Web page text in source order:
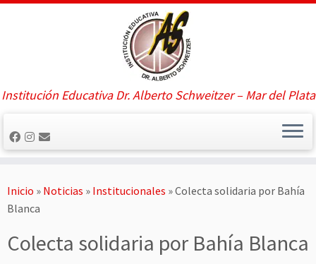
Saltar
Institución Educativa Dr. Alberto Schweitzer – Mar del Plata
Inicio » Noticias » Institucionales »Colecta solidaria por Bahía
Blanca
Colecta solidaria por Bahía Blanca